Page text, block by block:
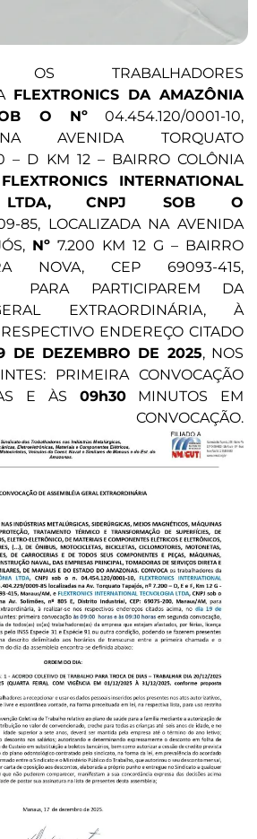
OS TRABALHADORES
FLEXTRONICS DA AMAZÔNIA
O Nº04.454.120/0001-10,
AVENIDA TORQUATO
– D KM 12 – BAIRRO COLÔNIA
FLEXTRONICS INTERNATIONAL
CNPJ SOB O
85, LOCALIZADA NA AVENIDA
Nº 7.200 KM 12 G – BAIRRO
NOVA, CEP 69093-415,
PARTICIPAREM DA
EXTRAORDINÁRIA, À
ENDEREÇO CITADO
DE DEZEMBRO DE 2025, NOS
PRIMEIRA CONVOCAÇÃO
E ÀS 09h30MINUTOS EM
CONVOCAÇÃO.